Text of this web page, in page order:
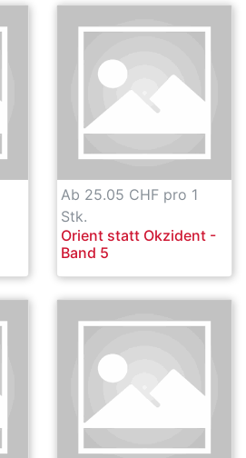
Ab 25.05 CHF pro 1
Stk.
Orient statt Okzident -
Band 5